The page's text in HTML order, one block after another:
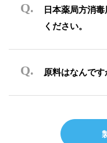
日本薬局方消
ください。
原料はなんです